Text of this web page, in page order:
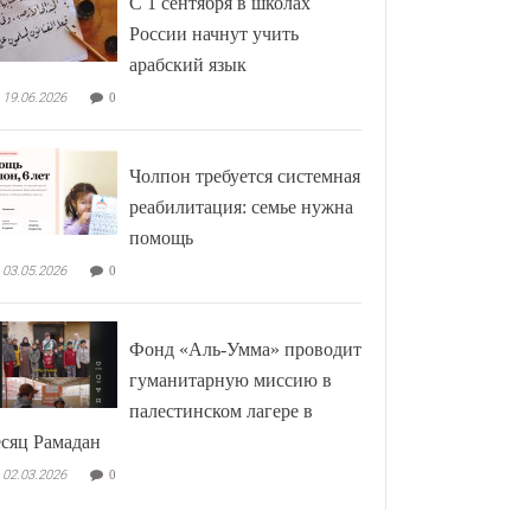
России начнут учить
арабский язык
19.06.2026 0
Чолпон требуется системная
реабилитация: семье нужна
помощь
03.05.2026 0
Фонд «Аль-Умма» проводит
гуманитарную миссию в
палестинском лагере в
Рамадан
02.03.2026 0